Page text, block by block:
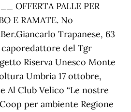
OFFERTA PALLE PER
E RAMATE. No
Trapanese, 63
del Tgr
Riserva Unesco Monte
Umbria 17 ottobre,
Al Club Velico “Le nostre
per ambiente Regione